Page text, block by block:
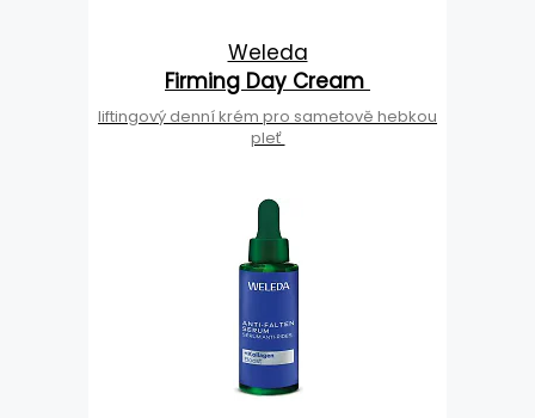
Weleda
Firming Day Cream
liftingový denní krém pro sametově hebkou
pleť